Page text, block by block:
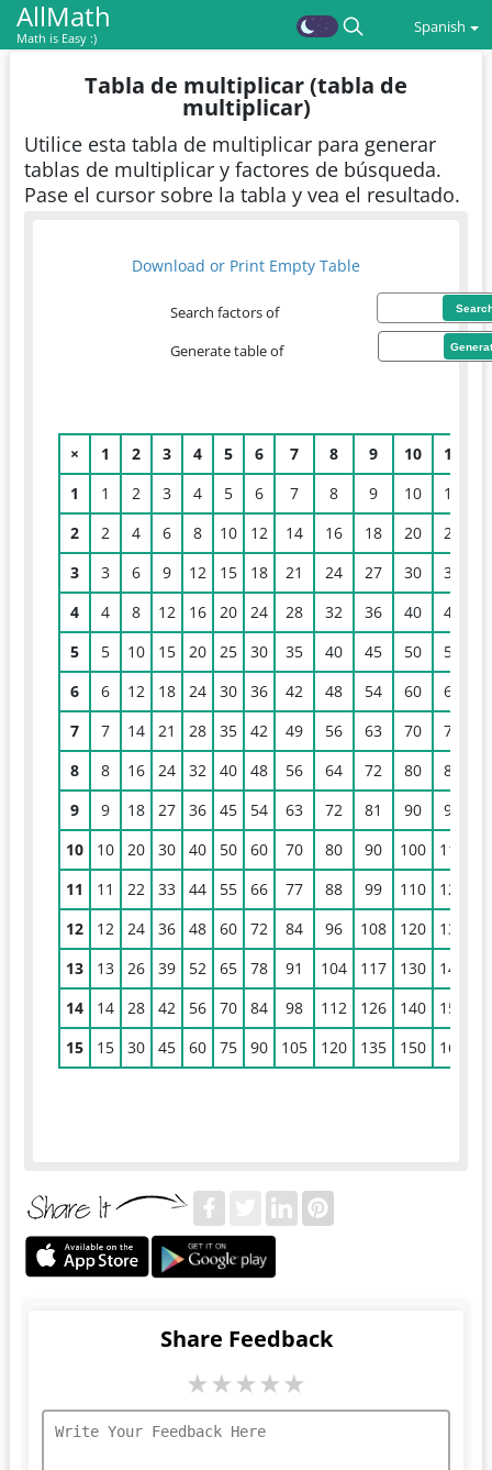
AllMath
Math is Easy :)
Spanish
Tabla de multiplicar (tabla de
multiplicar)
Utilice esta tabla de multiplicar para generar
tablas de multiplicar y factores de búsqueda.
Pase el cursor sobre la tabla y vea el resultado.
Download or Print Empty Table
Search factors of
Generate table of
× 1 2 3 4 5 6 7 8 9 10 11
1
1 2 3 4 5 6 7 8 9 10 11
2
2 4 6 8 10 12 14 16 18 20 22
3
3 6 9 12 15 18 21 24 27 30 33
4
4 8 12 16 20 24 28 32 36 40 44
5
5 10 15 20 25 30 35 40 45 50 55
6
6 12 18 24 30 36 42 48 54 60 66
7
7 14 21 28 35 42 49 56 63 70 77
8
8 16 24 32 40 48 56 64 72 80 88
9
9 18 27 36 45 54 63 72 81 90 99
10
10 20 30 40 50 60 70 80 90 100 110
11
11 22 33 44 55 66 77 88 99 110 121
12
12 24 36 48 60 72 84 96 108 120 132
13
13 26 39 52 65 78 91 104 117 130 143
14
14 28 42 56 70 84 98 112 126 140 154
15
15 30 45 60 75 90 105 120 135 150 165
Share Feedback
★★★★★